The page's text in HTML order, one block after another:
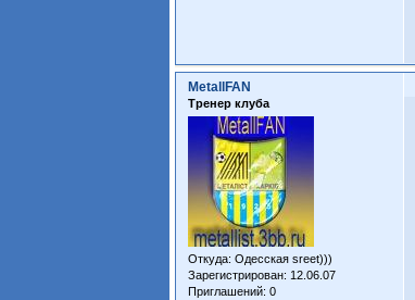
MetallFAN
Тренер клуба
Откуда: Одесская sreet)))
Зарегистрирован: 12.06.07
Приглашений: 0